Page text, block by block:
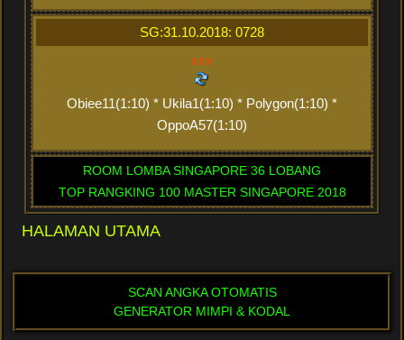
SG:31.10.2018: 0728
xxx
Obiee11(1:10) * Ukila1(1:10) * Polygon(1:10) *
OppoA57(1:10)
ROOM LOMBA SINGAPORE 36 LOBANG
TOP RANGKING 100 MASTER SINGAPORE 2018
HALAMAN UTAMA
SCAN ANGKA OTOMATIS
GENERATOR MIMPI & KODAL